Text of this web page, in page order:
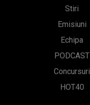
Stiri
Emisiuni
Echipa
PODCAST
Concursuri
HOT40